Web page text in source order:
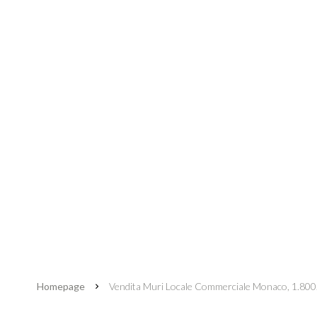
Homepage Vendita Muri Locale Commerciale Monaco,